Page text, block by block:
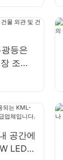
등은
조명
공간에
LED